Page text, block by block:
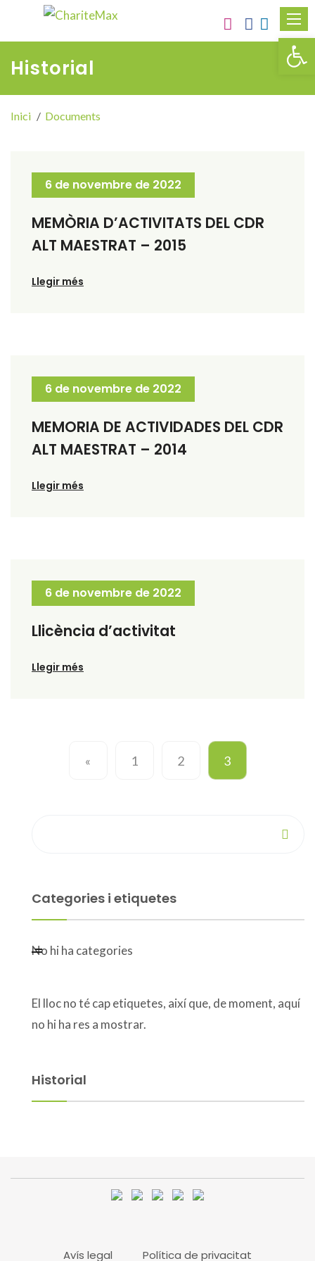
Historial
Inici Documents
6 de novembre de 2022
MEMÒRIA D’ACTIVITATS DEL CDR
ALT MAESTRAT – 2015
Llegir més
6 de novembre de 2022
MEMORIA DE ACTIVIDADES DEL CDR
ALT MAESTRAT – 2014
Llegir més
6 de novembre de 2022
Llicència d’activitat
Llegir més
« 1 2 3
Categories i etiquetes
No hi ha categories
El lloc no té cap etiquetes, així que, de moment, aquí
no hi ha res a mostrar.
Historial
Avís legal Política de privacitat